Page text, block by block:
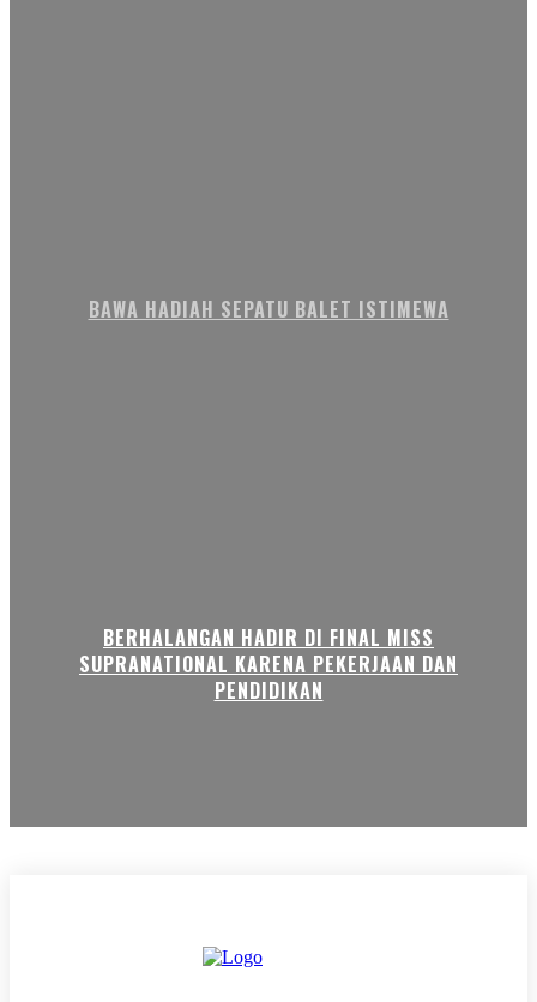
BAWA HADIAH SEPATU BALET ISTIMEWA
BERHALANGAN HADIR DI FINAL MISS
SUPRANATIONAL KARENA PEKERJAAN DAN
PENDIDIKAN